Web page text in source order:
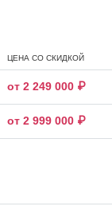
ЦЕНА СО СКИДКОЙ
от 2 249 000 ₽
от 2 999 000 ₽